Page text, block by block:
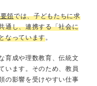
領では、子どもたちに求
通し、連携する「社会に
なっています。
育成や理数教育、伝統文
います。そのため、教員
の影響を受けやすい仕事